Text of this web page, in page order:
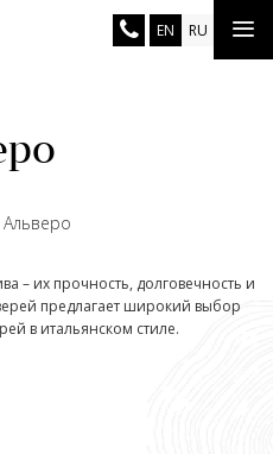
EN RU
– их прочность, долговечность и
предлагает широкий выбор
в итальянском стиле.